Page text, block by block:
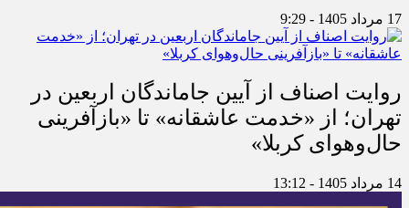
17 مرداد 1405 - 9:29
روایت اصناف از آیین جاماندگان اربعین در
تهران؛ از «خدمت عاشقانه» تا «بازآفرینی
حال‌وهوای کربلا»
14 مرداد 1405 - 13:12